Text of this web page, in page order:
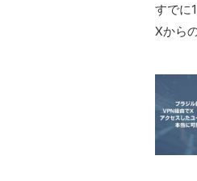
すでに
Xから